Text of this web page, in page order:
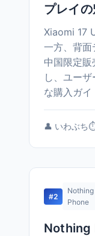
プレイ
Xiaomi 17
一方、背面
中国限定
し、ユー
な購入ガイ
👤 いわぶち
#2
Nothing
Phone
Nothing